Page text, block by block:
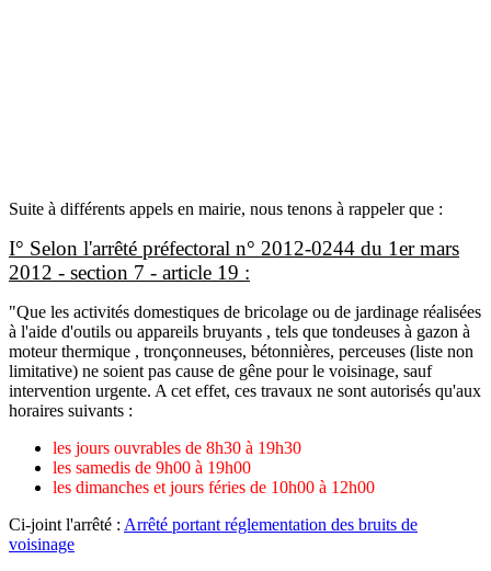
Suite à différents appels en mairie, nous tenons à rappeler que :
I° Selon l'arrêté préfectoral n° 2012-0244 du 1er mars
2012 - section 7 - article 19 :
"Que les activités domestiques de bricolage ou de jardinage réalisées
à l'aide d'outils ou appareils bruyants , tels que tondeuses à gazon à
moteur thermique , tronçonneuses, bétonnières, perceuses (liste non
limitative) ne soient pas cause de gêne pour le voisinage, sauf
intervention urgente. A cet effet, ces travaux ne sont autorisés qu'aux
horaires suivants :
les jours ouvrables de 8h30 à 19h30
les samedis de 9h00 à 19h00
les dimanches et jours féries de 10h00 à 12h00
Ci-joint l'arrêté : Arrêté portant réglementation des bruits de
voisinage